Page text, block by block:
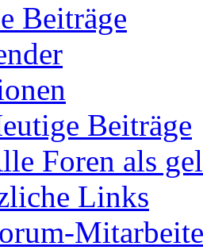
Beiträge
Beiträge
Foren als
Links